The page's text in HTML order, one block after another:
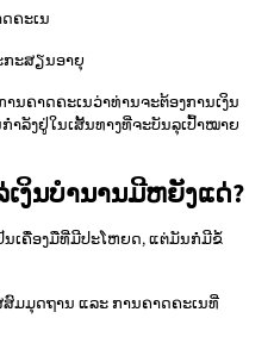
ຄະເນ
ກະສຽນອາຍຸ
ນຄາດຄະເນວ່າທ່ານຈະຕ້ອງການເງິນ
ຳລັງຢູ່ໃນເສັ້ນທາງທີ່ຈະບັນລຸເປົ້າໝາຍ
ງິນບຳນານມີຫຍັງແດ່?
ນເຄື່ອງມືທີ່ມີປະໂຫຍດ, ແຕ່ມັນກໍ່ມີຂໍ້
ສົມມຸດຖານ ແລະ ການຄາດຄະເນທີ່